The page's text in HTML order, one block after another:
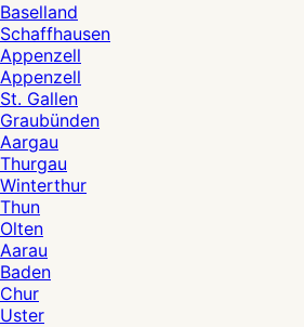
Baselland
Schaffhausen
Appenzell
Appenzell
St. Gallen
Graubünden
Aargau
Thurgau
Winterthur
Thun
Olten
Aarau
Baden
Chur
Uster